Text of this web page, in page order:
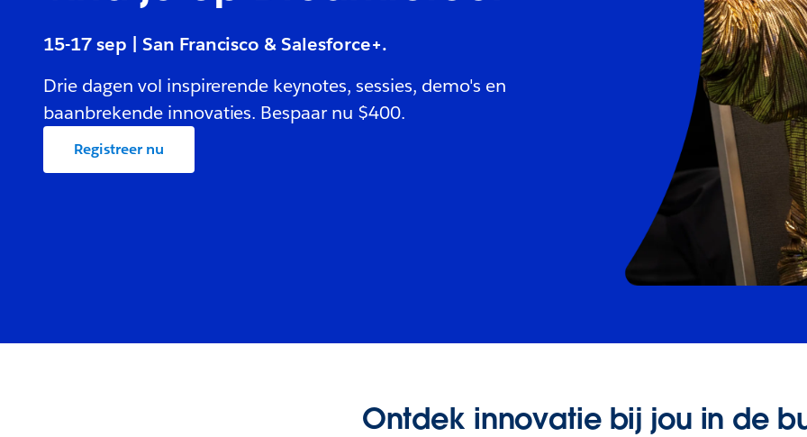
15-17 sep | San Francisco & Salesforce+.
Drie dagen vol inspirerende keynotes, sessies, demo's en
baanbrekende innovaties. Bespaar nu $400.
Registreer nu
Ontdek innovatie bij jou in de